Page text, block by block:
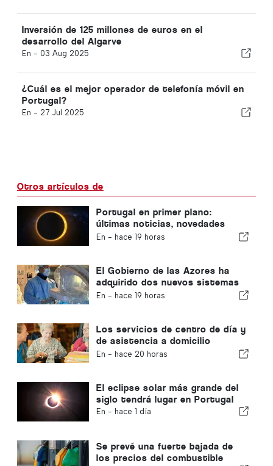
Inversión de 125 millones de euros en el
desarrollo del Algarve
En - 03 Aug 2025
¿Cuál es el mejor operador de telefonía móvil en
Portugal?
En - 27 Jul 2025
Otros artículos de
Portugal en primer plano:
últimas noticias, novedades
sobre viajes y las noticias más
En - hace 19 horas
El Gobierno de las Azores ha
adquirido dos nuevos sistemas
de cirugía robótica
En - hace 19 horas
Los servicios de centro de día y
de asistencia a domicilio
volverán al municipio de Portugal
En - hace 20 horas
El eclipse solar más grande del
siglo tendrá lugar en Portugal
En - hace 1 día
Se prevé una fuerte bajada de
los precios del combustible